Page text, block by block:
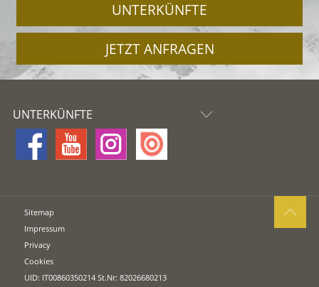
UNTERKÜNFTE
JETZT ANFRAGEN
UNTERKÜNFTE
Sitemap
Impressum
Privacy
Cookies
UID: IT00860350214 St.Nr: 82026680213